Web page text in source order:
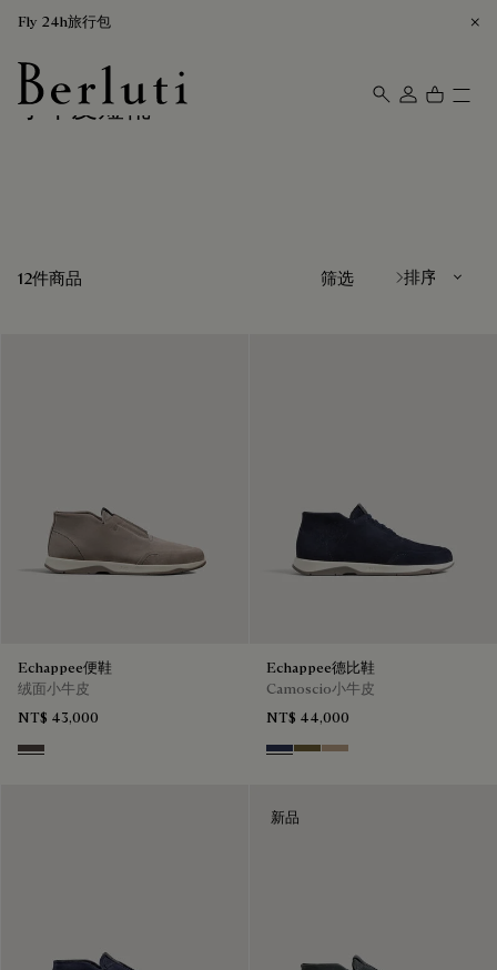
Fly 24h旅行包
Berluti homepage
小牛皮短靴
12件商品 筛选
Echappee便鞋
绒面小牛皮
NT$ 43,000
Grey
Echappee德比鞋
Camoscio小牛皮
NT$ 44,000
Blu Pine Green
Beige
新品